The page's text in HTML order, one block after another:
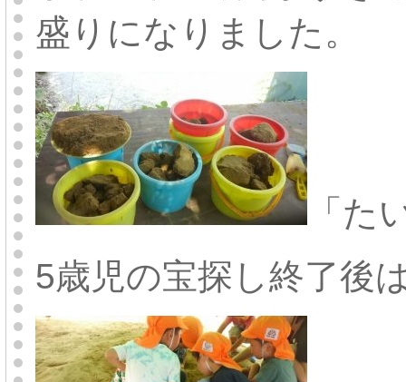
盛りになりました。
「
5歳児の宝探し終了後